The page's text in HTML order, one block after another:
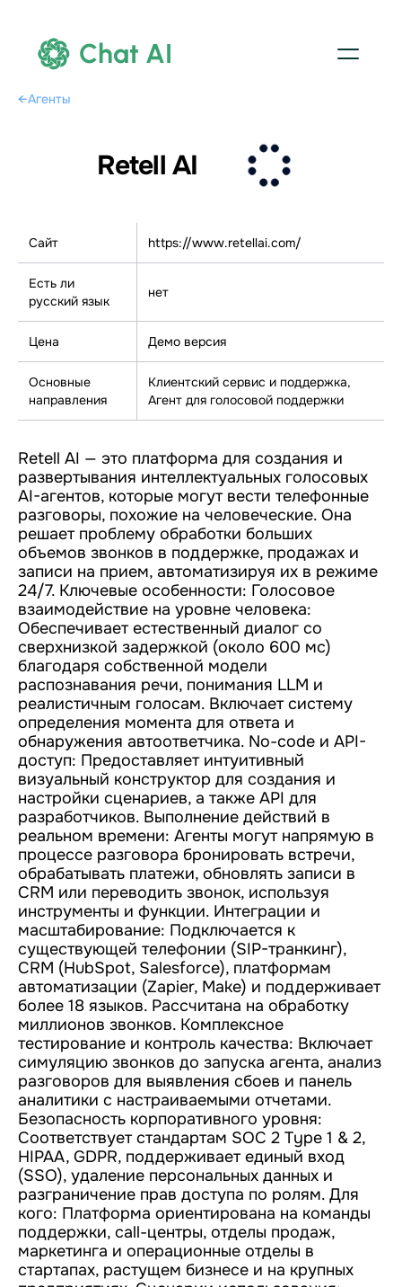
Chat AI
←Агенты
Retell AI
Сайт https://www.retellai.com/
Есть ли
русский язык
нет
Цена Демо версия
Основные
направления
Клиентский сервис и поддержка,
Агент для голосовой поддержки
Retell AI — это платформа для создания и
развертывания интеллектуальных голосовых
AI-агентов, которые могут вести телефонные
разговоры, похожие на человеческие. Она
решает проблему обработки больших
объемов звонков в поддержке, продажах и
записи на прием, автоматизируя их в режиме
24/7. Ключевые особенности: Голосовое
взаимодействие на уровне человека:
Обеспечивает естественный диалог со
сверхнизкой задержкой (около 600 мс)
благодаря собственной модели
распознавания речи, понимания LLM и
реалистичным голосам. Включает систему
определения момента для ответа и
обнаружения автоответчика. No-code и API-
доступ: Предоставляет интуитивный
визуальный конструктор для создания и
настройки сценариев, а также API для
разработчиков. Выполнение действий в
реальном времени: Агенты могут напрямую в
процессе разговора бронировать встречи,
обрабатывать платежи, обновлять записи в
CRM или переводить звонок, используя
инструменты и функции. Интеграции и
масштабирование: Подключается к
существующей телефонии (SIP-транкинг),
CRM (HubSpot, Salesforce), платформам
автоматизации (Zapier, Make) и поддерживает
более 18 языков. Рассчитана на обработку
миллионов звонков. Комплексное
тестирование и контроль качества: Включает
симуляцию звонков до запуска агента, анализ
разговоров для выявления сбоев и панель
аналитики с настраиваемыми отчетами.
Безопасность корпоративного уровня:
Соответствует стандартам SOC 2 Type 1 & 2,
HIPAA, GDPR, поддерживает единый вход
(SSO), удаление персональных данных и
разграничение прав доступа по ролям. Для
кого: Платформа ориентирована на команды
поддержки, call-центры, отделы продаж,
маркетинга и операционные отделы в
стартапах, растущем бизнесе и на крупных